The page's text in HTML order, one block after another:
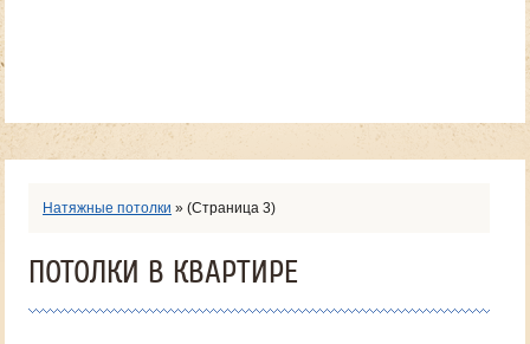
Натяжные потолки » (Страница 3)
ПОТОЛКИ В КВАРТИРЕ